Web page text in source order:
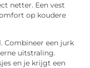
netter. Een vest
op koudere
Combineer een jurk
uitstraling.
en je krijgt een